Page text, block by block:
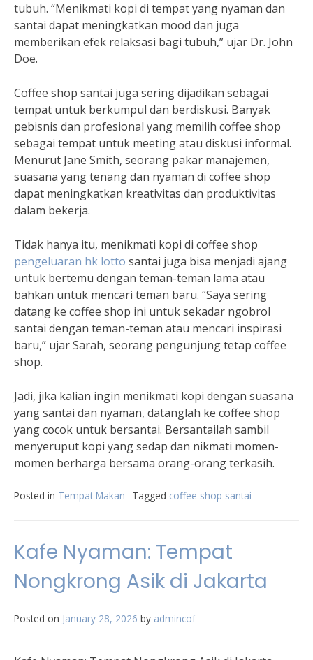
tubuh. “Menikmati kopi di tempat yang nyaman dan
santai dapat meningkatkan mood dan juga
memberikan efek relaksasi bagi tubuh,” ujar Dr. John
Doe.
Coffee shop santai juga sering dijadikan sebagai
tempat untuk berkumpul dan berdiskusi. Banyak
pebisnis dan profesional yang memilih coffee shop
sebagai tempat untuk meeting atau diskusi informal.
Menurut Jane Smith, seorang pakar manajemen,
suasana yang tenang dan nyaman di coffee shop
dapat meningkatkan kreativitas dan produktivitas
dalam bekerja.
Tidak hanya itu, menikmati kopi di coffee shop
pengeluaran hk lotto santai juga bisa menjadi ajang
untuk bertemu dengan teman-teman lama atau
bahkan untuk mencari teman baru. “Saya sering
datang ke coffee shop ini untuk sekadar ngobrol
santai dengan teman-teman atau mencari inspirasi
baru,” ujar Sarah, seorang pengunjung tetap coffee
shop.
Jadi, jika kalian ingin menikmati kopi dengan suasana
yang santai dan nyaman, datanglah ke coffee shop
yang cocok untuk bersantai. Bersantailah sambil
menyeruput kopi yang sedap dan nikmati momen-
momen berharga bersama orang-orang terkasih.
Posted in Tempat Makan Tagged coffee shop santai
Kafe Nyaman: Tempat
Nongkrong Asik di Jakarta
Posted on January 28, 2026 by admincof